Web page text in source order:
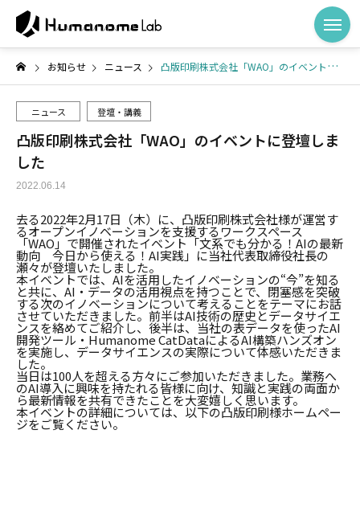
お知らせ ニュース 凸版印刷株式会社「WAO」のイベントに登壇しました
ニュース 登壇・講義
凸版印刷株式会社「WAO」のイベントに登壇しま
した
2022.06.14
去る2022年2月17日（木）に、凸版印刷株式会社様が運営す
るオープンイノベーションを支援するワークスペース
「WAO」で開催されたイベント「文系でも分かる！AIの最新
動向 今日から使える！AI実践」に当社代表取締役社長の
瀬々が登壇いたしました。
本イベントでは、AIを活用したイノベーションの“今”を知る
と共に、AI・データの活用視点を持つことで、閉塞感を突破
する次のイノベーションについて考えることをテーマにお話
させていただきました。前半はAI技術の歴史とデータサイエ
ンスを絡めてご紹介し、後半は、当社の表データを使ったAI
開発ツール・Humanome CatDataによるAI構築ハンズオン
を実施し、データサイエンスの実際について体感いただきま
した。
当日は100人を超える方々にご参加いただきました。業務へ
のAI導入に興味を持たれる皆様に向け、知識と実践の両面か
ら最新情報を共有できたことを大変嬉しく思います。
本イベントの詳細については、以下の凸版印刷様ホームペー
ジをご覧ください。